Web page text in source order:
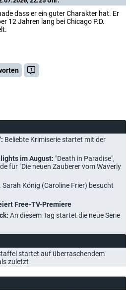
dass er ein guter Charakter hat. Er
12 Jahren lang bei Chicago P.D.
Beliebte Krimiserie startet mit der
im August: "Death in Paradise",
für "Die neuen Zauberer vom Waverly
Sarah König (Caroline Frier) besucht
Free-TV-Premiere
An diesem Tag startet die neue Serie
startet auf überraschendem
zuletzt